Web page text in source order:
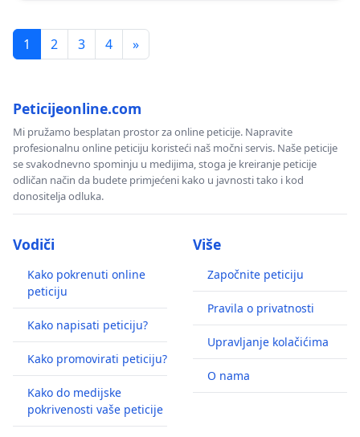
1 2 3 4 »
Peticijeonline.com
Mi pružamo besplatan prostor za online peticije. Napravite
profesionalnu online peticiju koristeći naš močni servis. Naše peticije
se svakodnevno spominju u medijima, stoga je kreiranje peticije
odličan način da budete primjećeni kako u javnosti tako i kod
donositelja odluka.
Vodiči
Kako pokrenuti online
peticiju
Kako napisati peticiju?
Kako promovirati peticiju?
Kako do medijske
pokrivenosti vaše peticije
Više
Započnite peticiju
Pravila o privatnosti
Upravljanje kolačićima
O nama